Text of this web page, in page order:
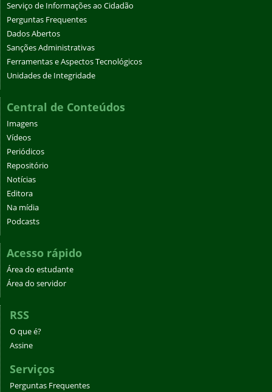
Serviço de Informações ao Cidadão
Perguntas Frequentes
Dados Abertos
Sanções Administrativas
Ferramentas e Aspectos Tecnológicos
Unidades de Integridade
Central de Conteúdos
Imagens
Vídeos
Periódicos
Repositório
Notícias
Editora
Na mídia
Podcasts
Acesso rápido
Área do estudante
Área do servidor
RSS
O que é?
Assine
Serviços
Perguntas Frequentes